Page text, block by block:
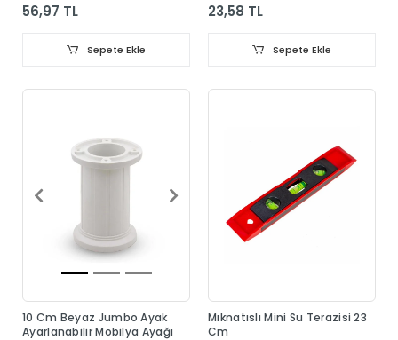
56,97 TL
Sepete Ekle
23,58 TL
Sepete Ekle
10 Cm Beyaz Jumbo Ayak
Ayarlanabilir Mobilya Ayağı
Mıknatıslı Mini Su Terazisi 23
Cm